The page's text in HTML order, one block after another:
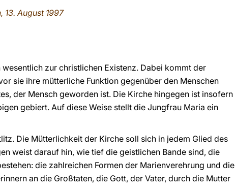
13. August 1997
zur christlichen Existenz. Dabei kommt der
sie ihre mütterliche Funktion gegenüber den Menschen
der Mensch geworden ist. Die Kirche hingegen ist insofern
gebiert. Auf diese Weise stellt die Jungfrau Maria ein
Die Mütterlichkeit der Kirche soll sich in jedem Glied des
weist darauf hin, wie tief die geistlichen Bande sind, die
die zahlreichen Formen der Marienverehrung und die
an die Großtaten, die Gott, der Vater, durch die Mutter